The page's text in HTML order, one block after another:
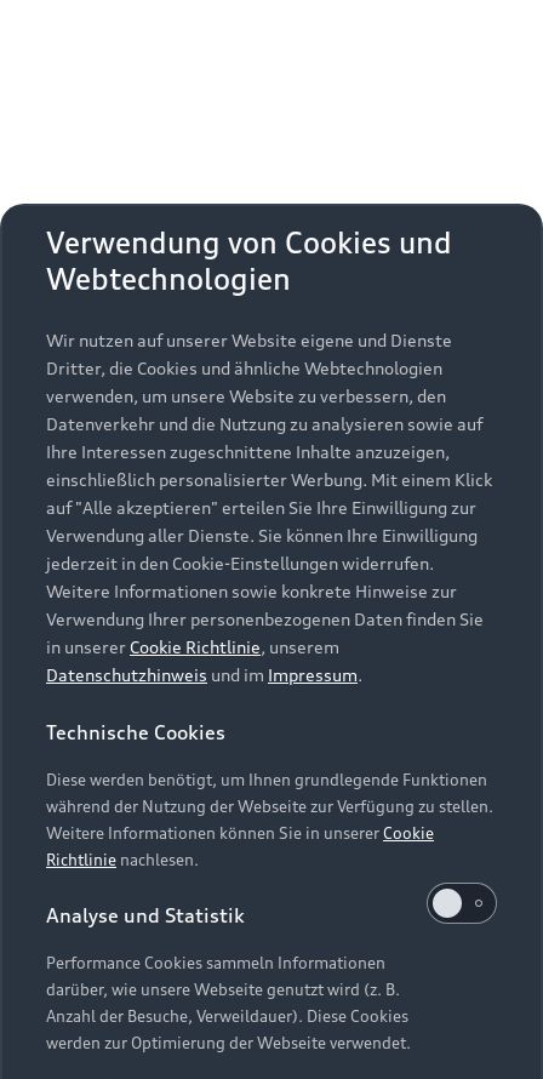
Zurück nach oben
Modelle
Alle Modelle
Modelle vergleichen
Elektromodelle
Plug-in-Hybride
Kaufen & leasen
Neuwagensuche
Gebrauchtwagensuche
Gebrauchtwagen
Finanzierung
Aktionen & Angebote
Geschäftskunden
Service & Zubehör
Saisonale Angebote
Audi Services
Garantie
Audi digital services
myAudi
Support
Kundenservice
Händlersuche
Audi Code
Online-Terminvereinbarung
Servicekontakt
Vertrag widerrufen
Über Audi
Unternehmen
Karriere
Investor Relations
Presse & Media Center
Datenschutz
Audi erleben
Newsletter
Impressum Rechtliches
Hinweisgebersystem
Datenschutzinformation
Cookie-Einstellungen
Cookie-Richtlinie
Barrierefreiheit
Hinweis: Die aktuelle Darstellung und Anordnung der
Embleme am Fahrzeug bei allen Abbildungen auf dieser
Webseite kann abweichen.
Verwendung von Cookies und
Webtechnologien
Wir nutzen auf unserer Website eigene und Dienste
Dritter, die Cookies und ähnliche Webtechnologien
verwenden, um unsere Website zu verbessern, den
Datenverkehr und die Nutzung zu analysieren sowie auf
Ihre Interessen zugeschnittene Inhalte anzuzeigen,
einschließlich personalisierter Werbung. Mit einem Klick
auf "Alle akzeptieren" erteilen Sie Ihre Einwilligung zur
Verwendung aller Dienste. Sie können Ihre Einwilligung
jederzeit in den Cookie-Einstellungen widerrufen.
Weitere Informationen sowie konkrete Hinweise zur
Verwendung Ihrer personenbezogenen Daten finden Sie
in unserer Cookie Richtlinie, unserem
Datenschutzhinweis und im Impressum.
Technische Cookies
Diese werden benötigt, um Ihnen grundlegende Funktionen
während der Nutzung der Webseite zur Verfügung zu stellen.
Weitere Informationen können Sie in unsererCookie
Richtlinie nachlesen.
Analyse und Statistik
Performance Cookies sammeln Informationen
darüber, wie unsere Webseite genutzt wird (z. B.
Anzahl der Besuche, Verweildauer). Diese Cookies
werden zur Optimierung der Webseite verwendet.